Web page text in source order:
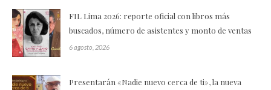
FIL Lima 2026: reporte oficial con libros más
buscados, número de asistentes y monto de ventas
6 agosto, 2026
Presentarán «Nadie nuevo cerca de ti», la nueva